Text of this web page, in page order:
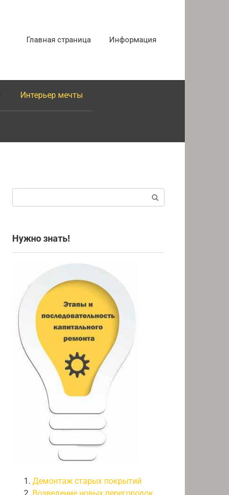
Главная страница Информация
Интерьер мечты
Нужно знать!
Демонтаж старых покрытий
Возведение новых перегородок